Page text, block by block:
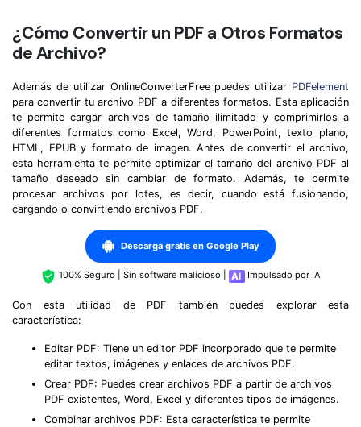
Compartir PDF
Soluciones completas
Educación
Servicio de TI
Legal
Sanidad
Finanzas
Gobierno
Publicación
Freelancer
Explorar todas las características
¿Qué hay de nuevo?
Especificaciones técnicas
Soporte de contacto
Guía del usuario
PDFelement para Windows
PDFelement para Mac
Videos tutoriales
PDFelement para iOS
Centro de conocimiento
Explorar más
Plantillas de PDF gratuitas
Edita y personaliza plantillas gratuitas.
¿Cómo Convertir un PDF a Otros Formatos
de Archivo?
Además de utilizar OnlineConverterFree puedes utilizar PDFelement
para convertir tu archivo PDF a diferentes formatos. Esta aplicación
te permite cargar archivos de tamaño ilimitado y comprimirlos a
diferentes formatos como Excel, Word, PowerPoint, texto plano,
HTML, EPUB y formato de imagen. Antes de convertir el archivo,
esta herramienta te permite optimizar el tamaño del archivo PDF al
tamaño deseado sin cambiar de formato. Además, te permite
procesar archivos por lotes, es decir, cuando está fusionando,
cargando o convirtiendo archivos PDF.
Descarga gratis en Google Play
100% Seguro | Sin software malicioso | Impulsado por IA
Con esta utilidad de PDF también puedes explorar esta
característica:
Editar PDF: Tiene un editor PDF incorporado que te permite
editar textos, imágenes y enlaces de archivos PDF.
Crear PDF: Puedes crear archivos PDF a partir de archivos
PDF existentes, Word, Excel y diferentes tipos de imágenes.
Combinar archivos PDF: Esta característica te permite